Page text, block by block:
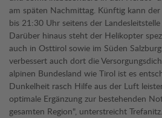
am späten Nachmittag. Künftig kann
bis 21:30 Uhr seitens der
Darüber hinaus steht der Helikopter
auch in Osttirol sowie im Süden
verbessert auch dort die
alpinen Bundesland wie Tirol ist es
Dunkelheit rasch Hilfe aus der Luft
optimale Ergänzung zur bestehenden
gesamten Region", unterstreicht Trefanitz.